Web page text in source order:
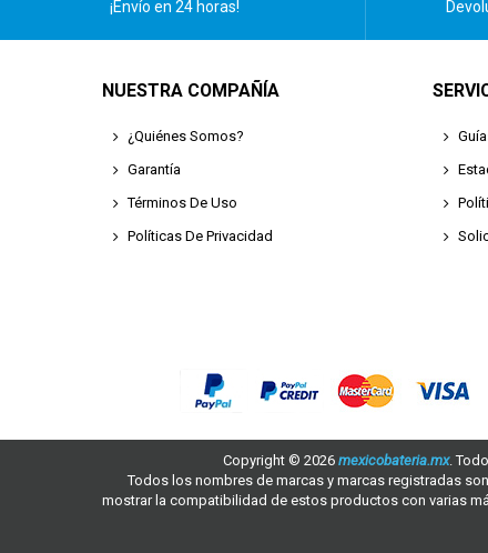
¡Envío en 24 horas!
NUESTRA COMPAÑÍA
¿Quiénes Somos?
Garantía
Términos De Uso
Políticas De Privacidad
Copyright © 2026 mexicobateria.mx.
Todos los nombres de marcas y marcas registradas
mostrar la compatibilidad de estos productos con varias